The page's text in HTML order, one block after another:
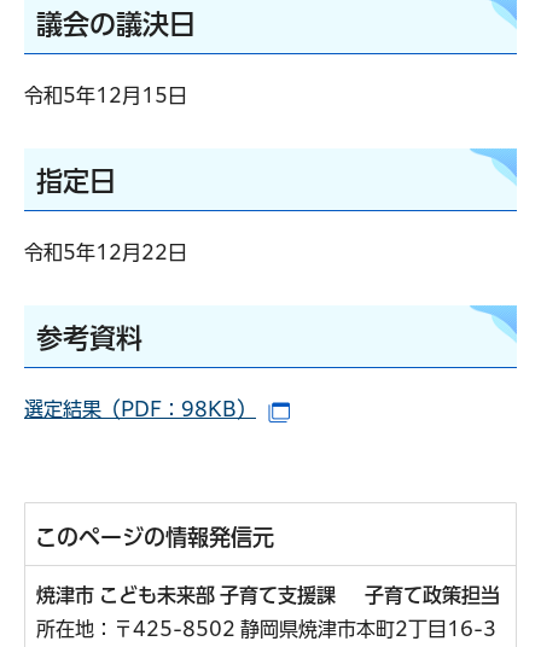
議会の議決日
令和5年12月15日
指定日
令和5年12月22日
参考資料
選定結果（PDF：98KB）
このページの情報発信元
焼津市 こども未来部 子育て支援課 子育て政策担当
所在地：〒425-8502 静岡県焼津市本町2丁目16-3